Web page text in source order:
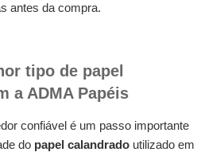
antes da compra.
tipo de papel
a ADMA Papéis
confiável é um passo importante
do papel calandrado utilizado em